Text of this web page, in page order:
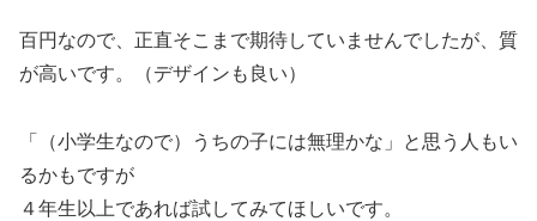
百円なので、正直そこまで期待していませんでしたが、質
が高いです。（デザインも良い）
「（小学生なので）うちの子には無理かな」と思う人もい
るかもですが
４年生以上であれば試してみてほしいです。